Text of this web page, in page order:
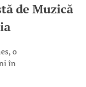
de Muzică